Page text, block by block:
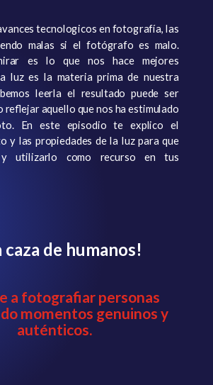
tecnologicos en fotografía, las
malas si el fotógrafo es malo.
es lo que nos hace mejores
luz es la materia prima de nuestra
leerla el resultado puede ser
reflejar aquello que nos ha estimulado
En este episodio te explico el
y las propiedades de la luz para que
utilizarlo como recurso en tus
caza de humanos!
a fotografiar personas
momentos genuinos y
auténticos.